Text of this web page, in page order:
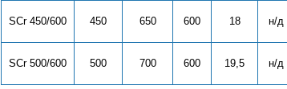
SCr 450/600 450 650 600 18 н/д
SCr 500/600 500 700 600 19,5 н/д